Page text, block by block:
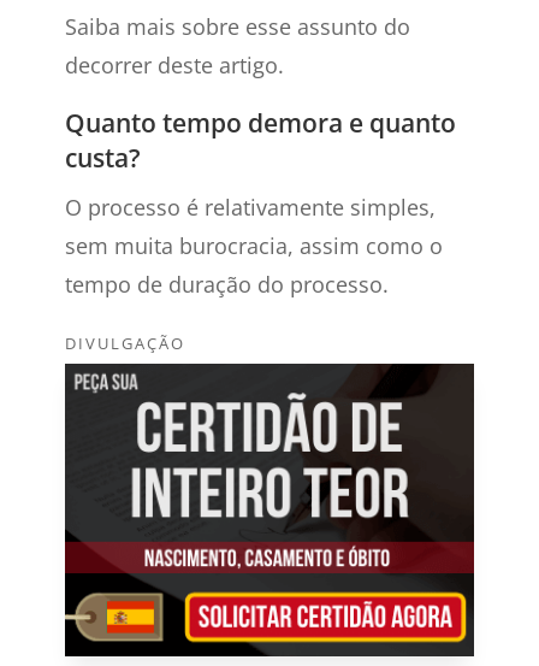
Saiba mais sobre esse assunto do
decorrer deste artigo.
Quanto tempo demora e quanto
custa?
O processo é relativamente simples,
sem muita burocracia, assim como o
tempo de duração do processo.
DIVULGAÇÃO